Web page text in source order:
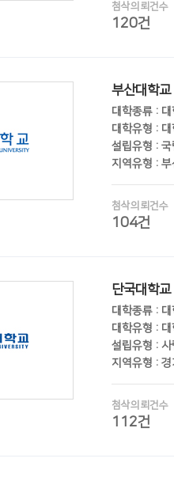
첨삭의뢰건수
120건
부산대학교
대학종류 : 대
대학유형 :
설립유형 : 국
지역유형 : 부
첨삭의뢰건수
104건
단국대학교
대학종류 : 대
대학유형 :
설립유형 : 사
지역유형 : 경
첨삭의뢰건수
112건